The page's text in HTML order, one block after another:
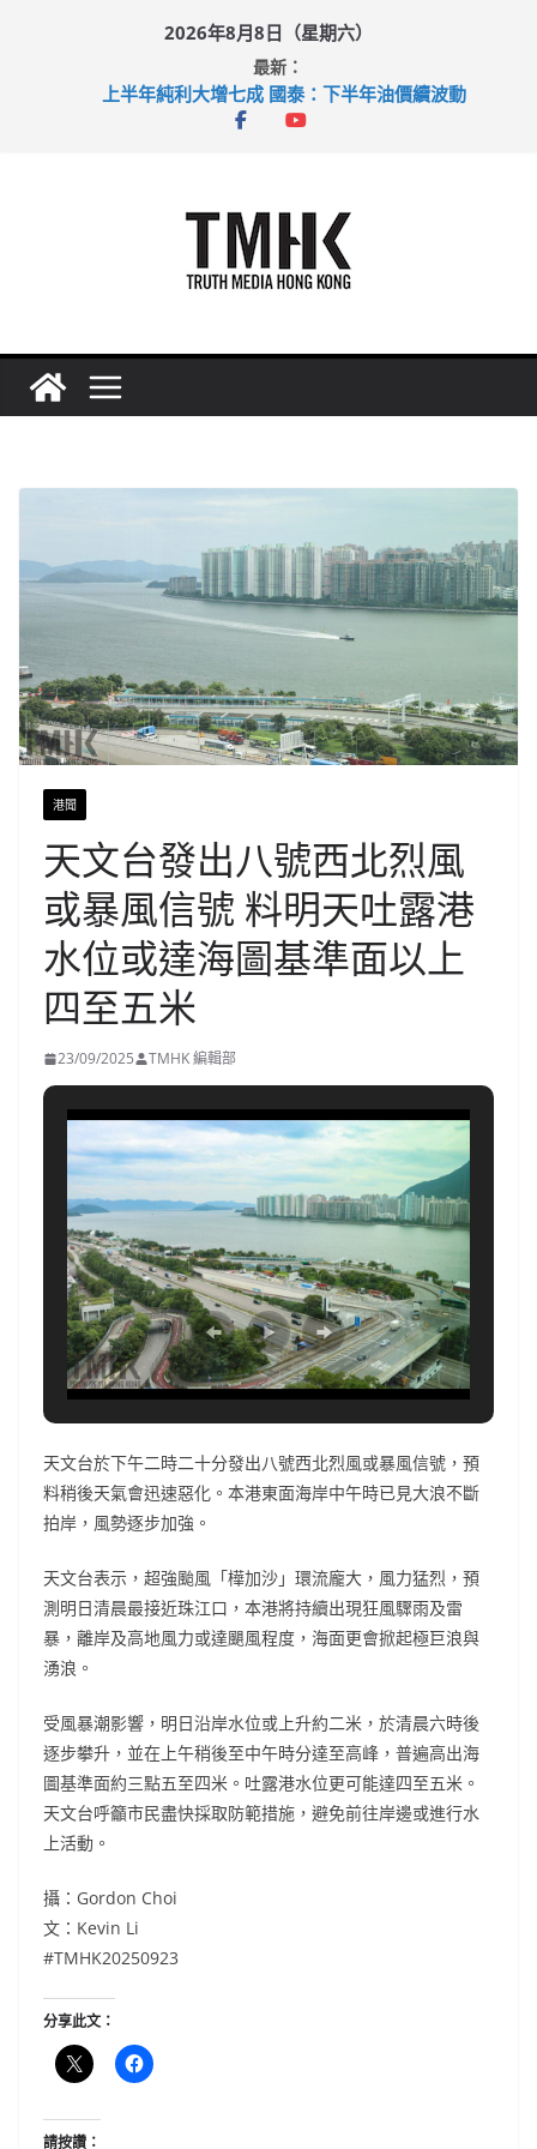
2026年8月8日（星期六）
最新：
上半年純利大增七成 國泰：下半年油價續波動
拜仁熱身賽挫維拉 啟德主場館奪錦標
港聞
天文台發出八號西北烈風
或暴風信號 料明天吐露港
水位或達海圖基準面以上
四至五米
23/09/2025 TMHK 編輯部
天文台於下午二時二十分發出八號西北烈風或暴風信號，預
料稍後天氣會迅速惡化。本港東面海岸中午時已見大浪不斷
拍岸，風勢逐步加強。
天文台表示，超強颱風「樺加沙」環流龐大，風力猛烈，預
測明日清晨最接近珠江口，本港將持續出現狂風驟雨及雷
暴，離岸及高地風力或達颶風程度，海面更會掀起極巨浪與
湧浪。
受風暴潮影響，明日沿岸水位或上升約二米，於清晨六時後
逐步攀升，並在上午稍後至中午時分達至高峰，普遍高出海
圖基準面約三點五至四米。吐露港水位更可能達四至五米。
天文台呼籲市民盡快採取防範措施，避免前往岸邊或進行水
上活動。
攝：Gordon Choi
文：Kevin Li
#TMHK20250923
分享此文：
請按讚：